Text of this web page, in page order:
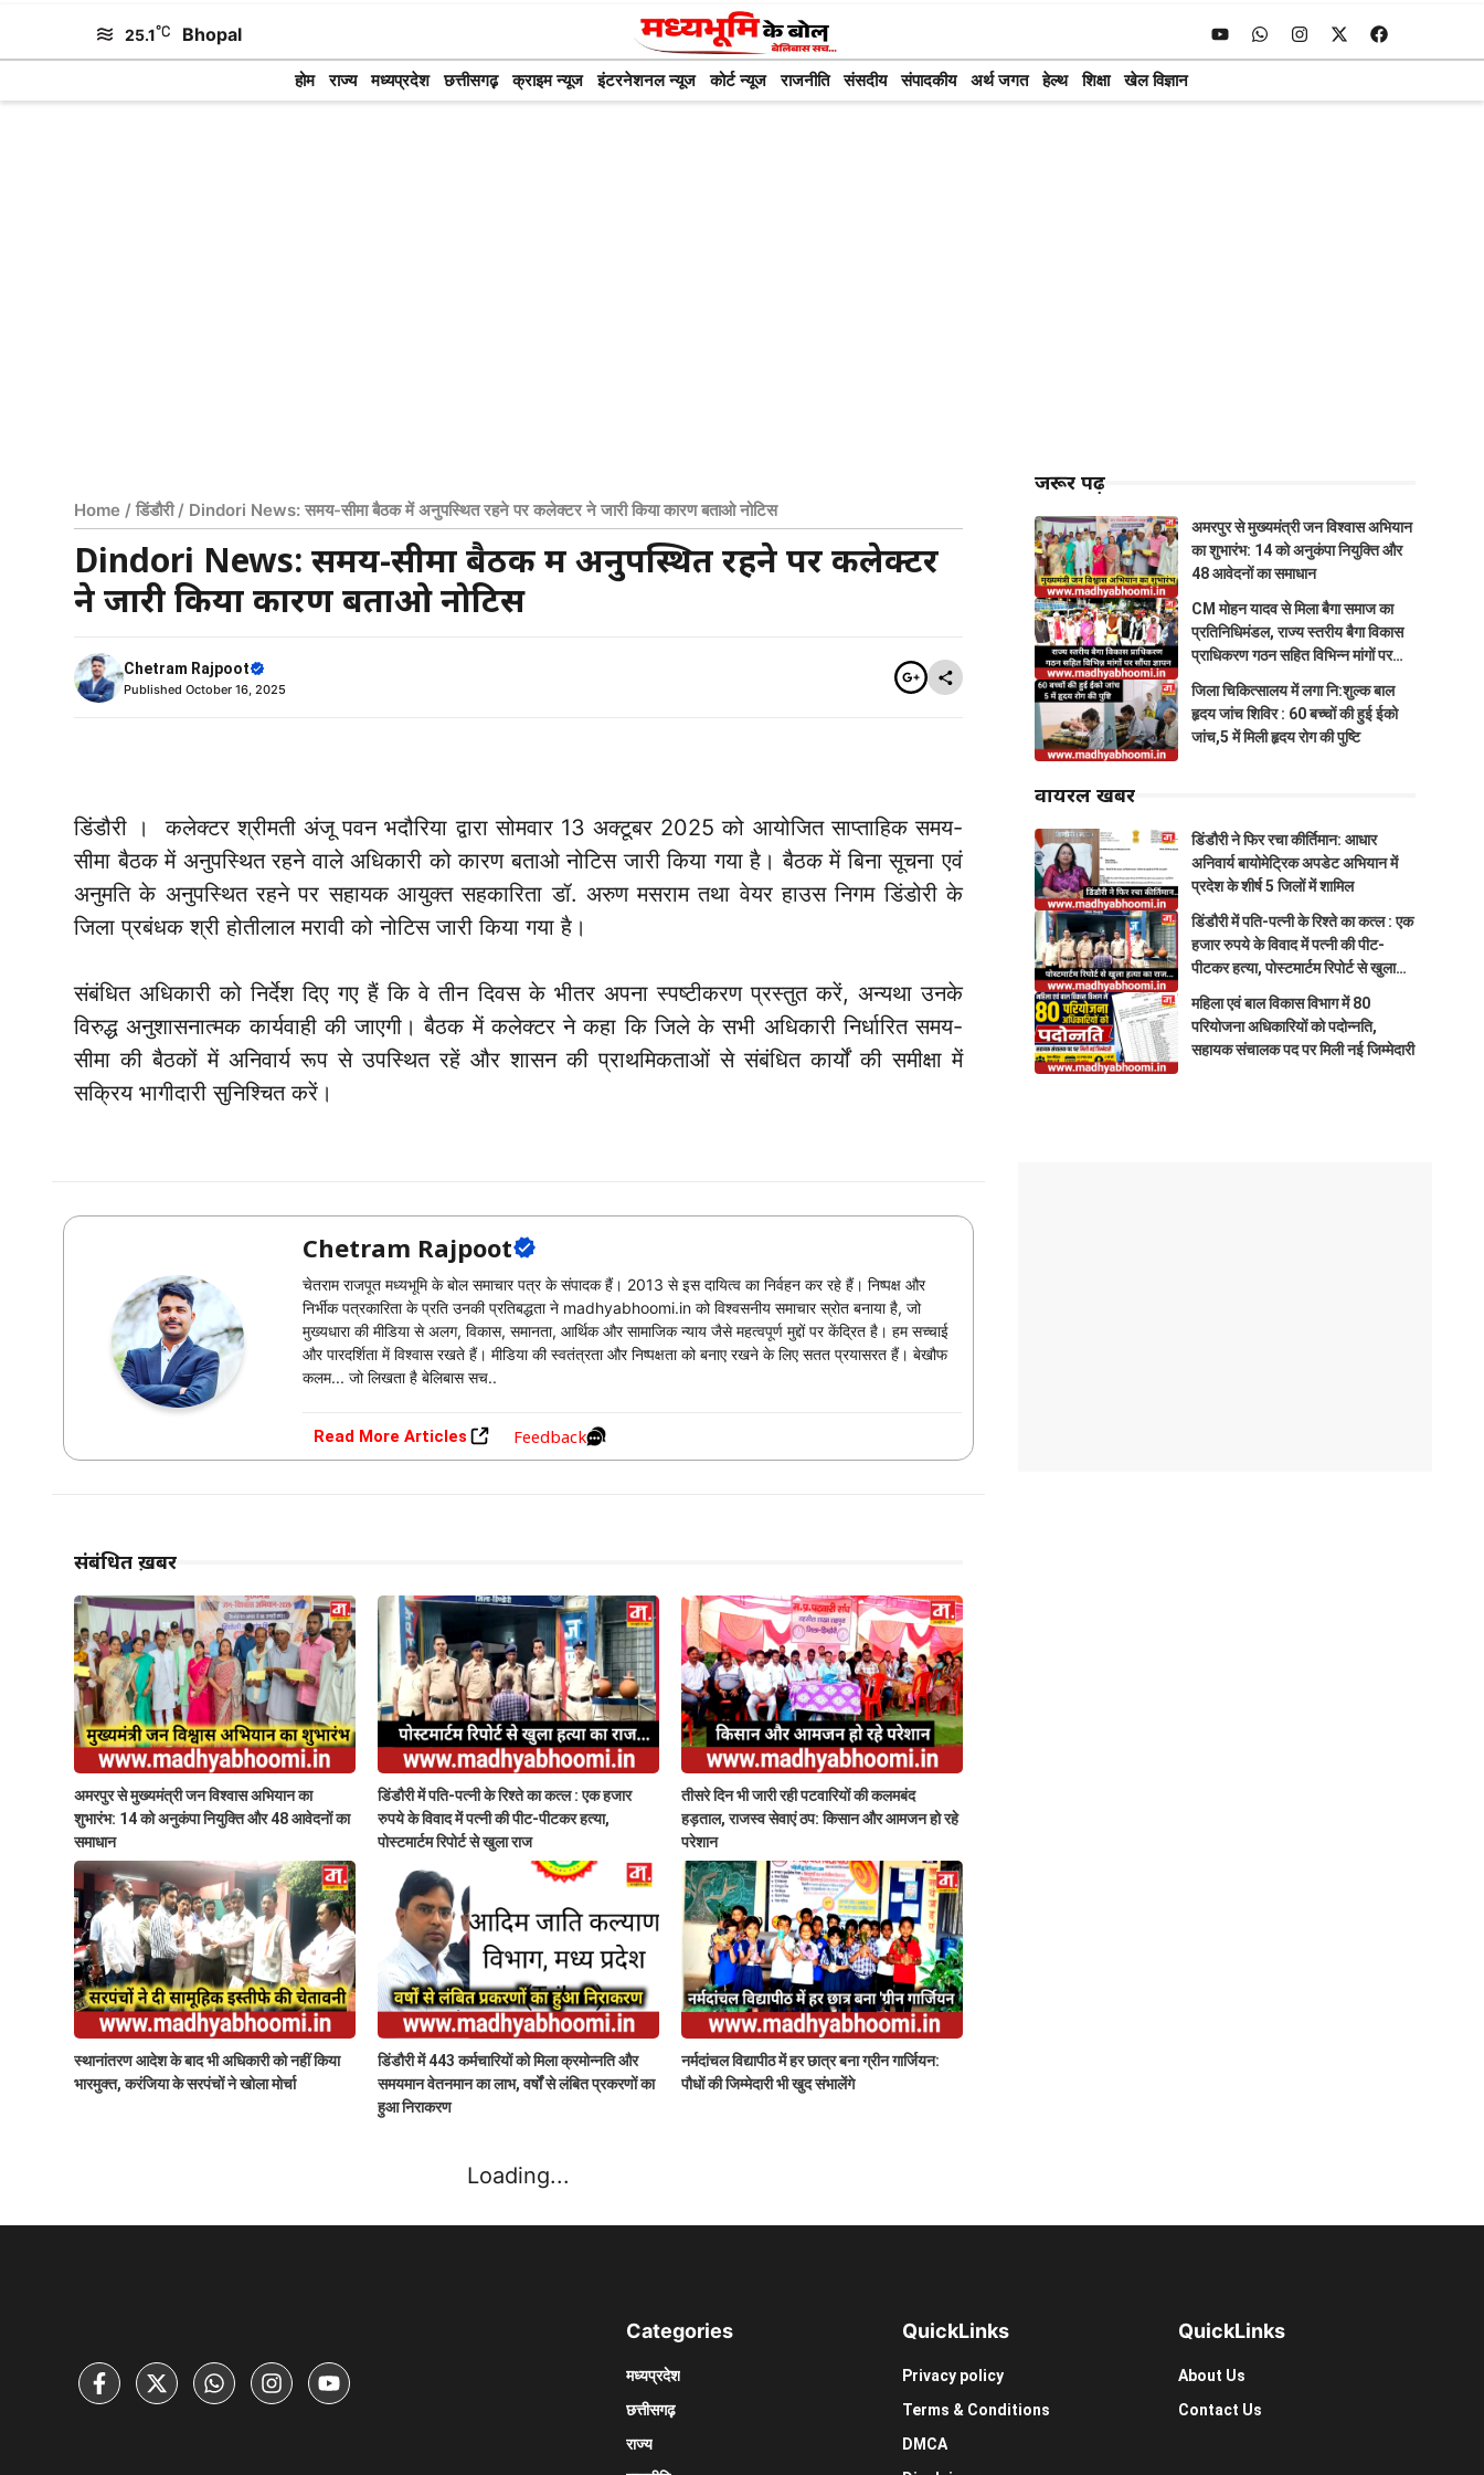
to
25.1 Bhopal
होम राज्य मध्यप्रदेश छत्तीसगढ़़ क्राइम न्यूज इंटरनेशनल न्यूज कोर्ट न्यूज राजनीति संसदीय संपादकीय अर्थ जगत हेल्थ शिक्षा खेल विज्ञान
Home / डिंडौरी/ Dindori News: समय-सीमा बैठक में अनुपस्थित रहने पर कलेक्टर ने जारी किया कारण बताओ नोटिस
Dindori News: समय-सीमा बैठक में अनुपस्थित रहने पर कलेक्टर
ने जारी किया कारण बताओ नोटिस
Chetram Rajpoot
Published October 16, 2025
डिंडौरी । कलेक्टर श्रीमती अंजू पवन भदौरिया द्वारा सोमवार 13 अक्टूबर 2025 को आयोजित साप्ताहिक समय-
सीमा बैठक में अनुपस्थित रहने वाले अधिकारी को कारण बताओ नोटिस जारी किया गया है। बैठक में बिना सूचना एवं
अनुमति के अनुपस्थित रहने पर सहायक आयुक्त सहकारिता डॉ. अरुण मसराम तथा वेयर हाउस निगम डिंडोरी के
जिला प्रबंधक श्री होतीलाल मरावी को नोटिस जारी किया गया है।
संबंधित अधिकारी को निर्देश दिए गए हैं कि वे तीन दिवस के भीतर अपना स्पष्टीकरण प्रस्तुत करें, अन्यथा उनके
विरुद्ध अनुशासनात्मक कार्यवाही की जाएगी। बैठक में कलेक्टर ने कहा कि जिले के सभी अधिकारी निर्धारित समय-
सीमा की बैठकों में अनिवार्य रूप से उपस्थित रहें और शासन की प्राथमिकताओं से संबंधित कार्यों की समीक्षा में
सक्रिय भागीदारी सुनिश्चित करें।
Chetram Rajpoot
चेतराम राजपूत मध्यभूमि के बोल समाचार पत्र के संपादक हैं। 2013 से इस दायित्व का निर्वहन कर रहे हैं। निष्पक्ष और
निर्भीक पत्रकारिता के प्रति उनकी प्रतिबद्धता ने madhyabhoomi.in को विश्वसनीय समाचार स्रोत बनाया है, जो
मुख्यधारा की मीडिया से अलग, विकास, समानता, आर्थिक और सामाजिक न्याय जैसे महत्वपूर्ण मुद्दों पर केंद्रित है। हम सच्चाई
और पारदर्शिता में विश्वास रखते हैं। मीडिया की स्वतंत्रता और निष्पक्षता को बनाए रखने के लिए सतत प्रयासरत हैं। बेखौफ
कलम... जो लिखता है बेलिबास सच..
Read More Articles Feedback
संबंधित ख़बरें
अमरपुर से मुख्यमंत्री जन विश्वास अभियान का
शुभारंभ: 14 को अनुकंपा नियुक्ति और 48 आवेदनों का
समाधान
डिंडौरी में पति-पत्नी के रिश्ते का कत्ल : एक हजार
रुपये के विवाद में पत्नी की पीट-पीटकर हत्या,
पोस्टमार्टम रिपोर्ट से खुला राज
तीसरे दिन भी जारी रही पटवारियों की कलमबंद
हड़ताल, राजस्व सेवाएं ठप: किसान और आमजन हो रहे
परेशान
स्थानांतरण आदेश के बाद भी अधिकारी को नहीं किया
भारमुक्त, करंजिया के सरपंचों ने खोला मोर्चा
डिंडौरी में 443 कर्मचारियों को मिला क्रमोन्नति और
समयमान वेतनमान का लाभ, वर्षों से लंबित प्रकरणों का
हुआ निराकरण
नर्मदांचल विद्यापीठ में हर छात्र बना ग्रीन गार्जियन:
पौधों की जिम्मेदारी भी खुद संभालेंगे
Loading...
जरूर पढ़ें
अमरपुर से मुख्यमंत्री जन विश्वास अभियान
का शुभारंभ: 14 को अनुकंपा नियुक्ति और
48 आवेदनों का समाधान
CM मोहन यादव से मिला बैगा समाज का
प्रतिनिधिमंडल, राज्य स्तरीय बैगा विकास
प्राधिकरण गठन सहित विभिन्न मांगों पर
सौंपा ज्ञापन
जिला चिकित्सालय में लगा नि:शुल्क बाल
हृदय जांच शिविर : 60 बच्चों की हुई ईको
जांच,5 में मिली हृदय रोग की पुष्टि
वायरल खबरें
डिंडौरी ने फिर रचा कीर्तिमान: आधार
अनिवार्य बायोमेट्रिक अपडेट अभियान में
प्रदेश के शीर्ष 5 जिलों में शामिल
डिंडौरी में पति-पत्नी के रिश्ते का कत्ल : एक
हजार रुपये के विवाद में पत्नी की पीट-
पीटकर हत्या, पोस्टमार्टम रिपोर्ट से खुला
राज
महिला एवं बाल विकास विभाग में 80
परियोजना अधिकारियों को पदोन्नति,
सहायक संचालक पद पर मिली नई जिम्मेदारी
Categories
मध्यप्रदेश
छत्तीसगढ़़
राज्य
QuickLinks
Privacy policy
Terms & Conditions
DMCA
QuickLinks
About Us
Contact Us